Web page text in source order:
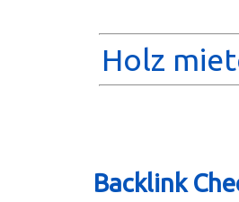
Holz
Backlink